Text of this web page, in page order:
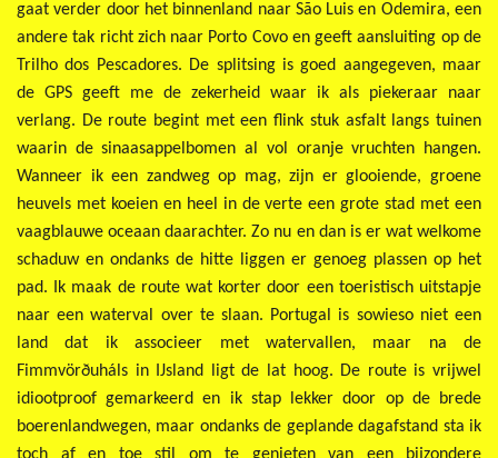
gaat verder door het binnenland naar São Luis en Odemira, een
andere tak richt zich naar Porto Covo en geeft aansluiting op de
Trilho dos Pescadores. De splitsing is goed aangegeven, maar
de GPS geeft me de zekerheid waar ik als piekeraar naar
verlang. De route begint met een flink stuk asfalt langs tuinen
waarin de sinaasappelbomen al vol oranje vruchten hangen.
Wanneer ik een zandweg op mag, zijn er glooiende, groene
heuvels met koeien en heel in de verte een grote stad met een
vaagblauwe oceaan daarachter. Zo nu en dan is er wat welkome
schaduw en ondanks de hitte liggen er genoeg plassen op het
pad. Ik maak de route wat korter door een toeristisch uitstapje
naar een waterval over te slaan. Portugal is sowieso niet een
land dat ik associeer met watervallen, maar na de
Fimmvörðuháls in IJsland ligt de lat hoog. De route is vrijwel
idiootproof gemarkeerd en ik stap lekker door op de brede
boerenlandwegen, maar ondanks de geplande dagafstand sta ik